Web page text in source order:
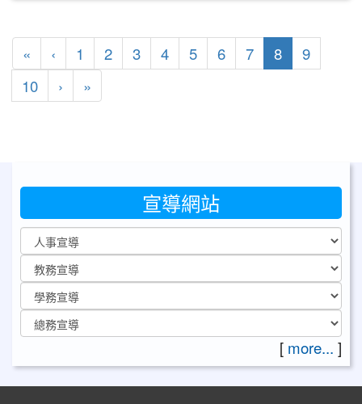
« 第一頁
‹ 上一頁
1 2 3 4 5 6 7 8(目前頁次)
9
10
› 下一頁
»
宣導網站
[ more... ]